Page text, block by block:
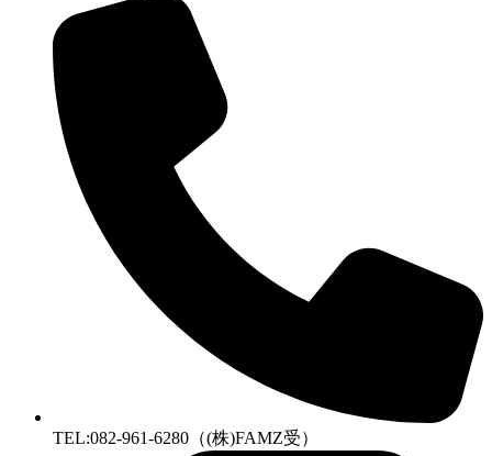
TEL:082-961-6280（(株)FAMZ受）